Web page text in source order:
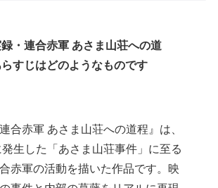
・連合赤軍 あさま山荘への道
すじはどのようなものです
連合赤軍 あさま山荘への道程』は、
生した「あさま山荘事件」に至る
赤軍の活動を描いた作品です。映